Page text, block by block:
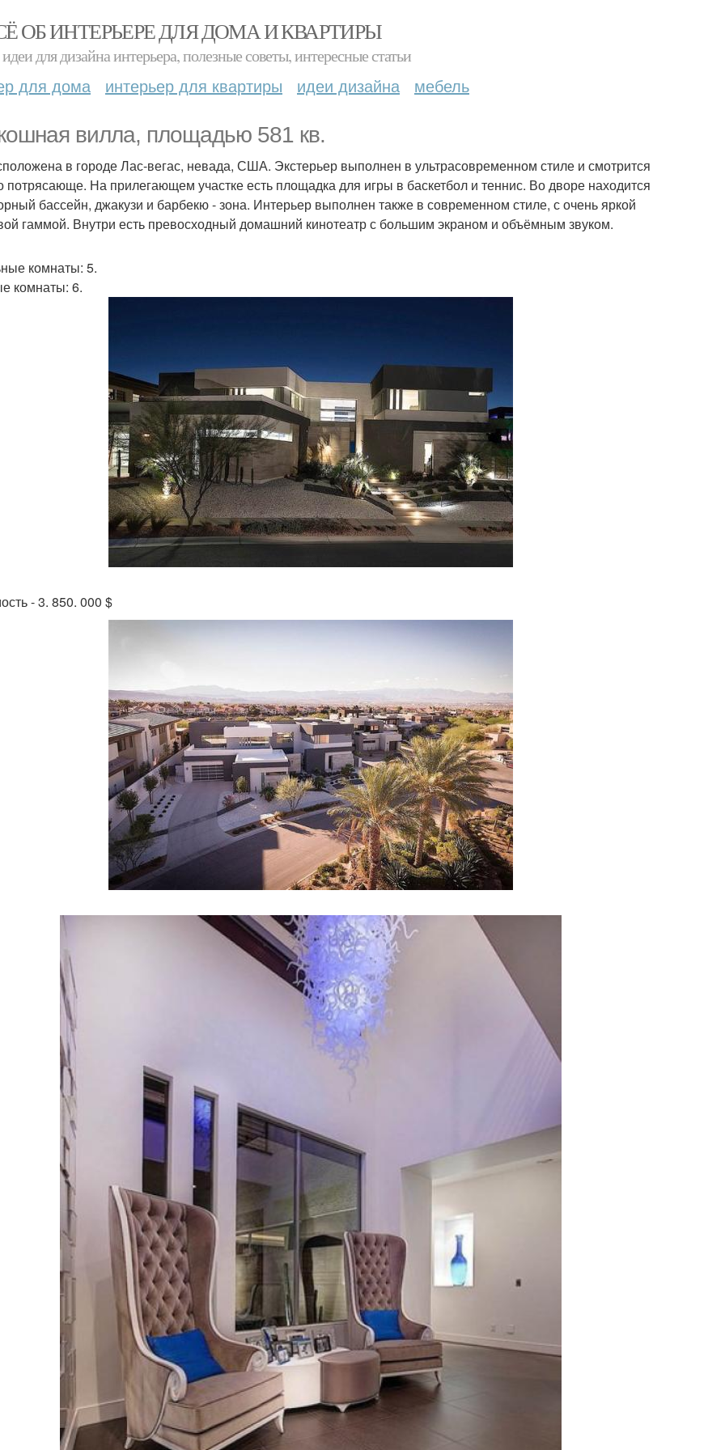
ОБ ИНТЕРЬЕРЕ ДЛЯ ДОМА И КВАРТИРЫ
для дизайна интерьера, полезные советы, интересные статьи
для дома интерьер для квартиры идеи дизайна мебель
вилла, площадью 581 кв.
в городе Лас-вегас, невада, США. Экстерьер выполнен в ультрасовременном стиле и смотрится
потрясающе. На прилегающем участке есть площадка для игры в баскетбол и теннис. Во дворе находится
бассейн, джакузи и барбекю - зона. Интерьер выполнен также в современном стиле, с очень яркой
гаммой. Внутри есть превосходный домашний кинотеатр с большим экраном и объёмным звуком.
комнаты: 5.
комнаты: 6.
- 3. 850. 000 $